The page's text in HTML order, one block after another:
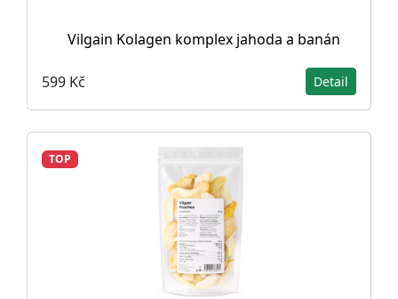
Vilgain Kolagen komplex jahoda a banán
599 Kč Detail
TOP